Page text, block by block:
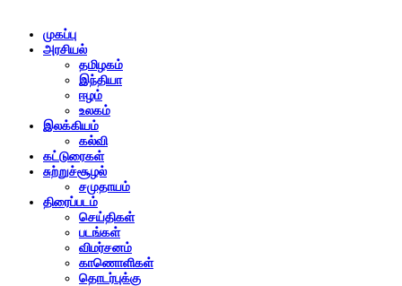
முகப்பு
அரசியல்
தமிழகம்
இந்தியா
ஈழம்
உலகம்
இலக்கியம்
கல்வி
கட்டுரைகள்
சுற்றுச்சூழல்
சமுதாயம்
திரைப்படம்
செய்திகள்
படங்கள்
விமர்சனம்
காணொளிகள்
தொடர்புக்கு